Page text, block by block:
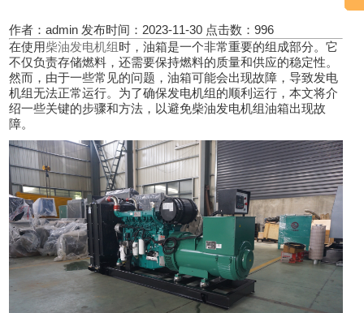
作者：admin 发布时间：2023-11-30 点击数： 996
在使用柴油发电机组时，油箱是一个非常重要的组成部分。它
不仅负责存储燃料，还需要保持燃料的质量和供应的稳定性。
然而，由于一些常见的问题，油箱可能会出现故障，导致发电
机组无法正常运行。为了确保发电机组的顺利运行，本文将介
绍一些关键的步骤和方法，以避免柴油发电机组油箱出现故
障。